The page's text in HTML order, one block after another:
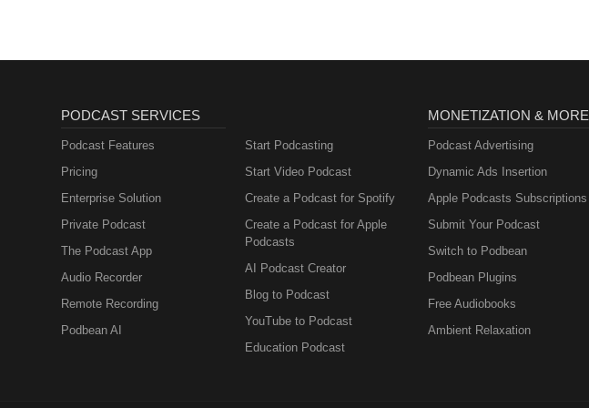
PODCAST SERVICES
Podcast Features
Pricing
Enterprise Solution
Private Podcast
The Podcast App
Audio Recorder
Remote Recording
Podbean AI
Start Podcasting
Start Video Podcast
Create a Podcast for Spotify
Create a Podcast for Apple
Podcasts
AI Podcast Creator
Blog to Podcast
YouTube to Podcast
Education Podcast
MONETIZATION & MORE
Podcast Advertising
Dynamic Ads Insertion
Apple Podcasts Subscriptions
Submit Your Podcast
Switch to Podbean
Podbean Plugins
Free Audiobooks
Ambient Relaxation